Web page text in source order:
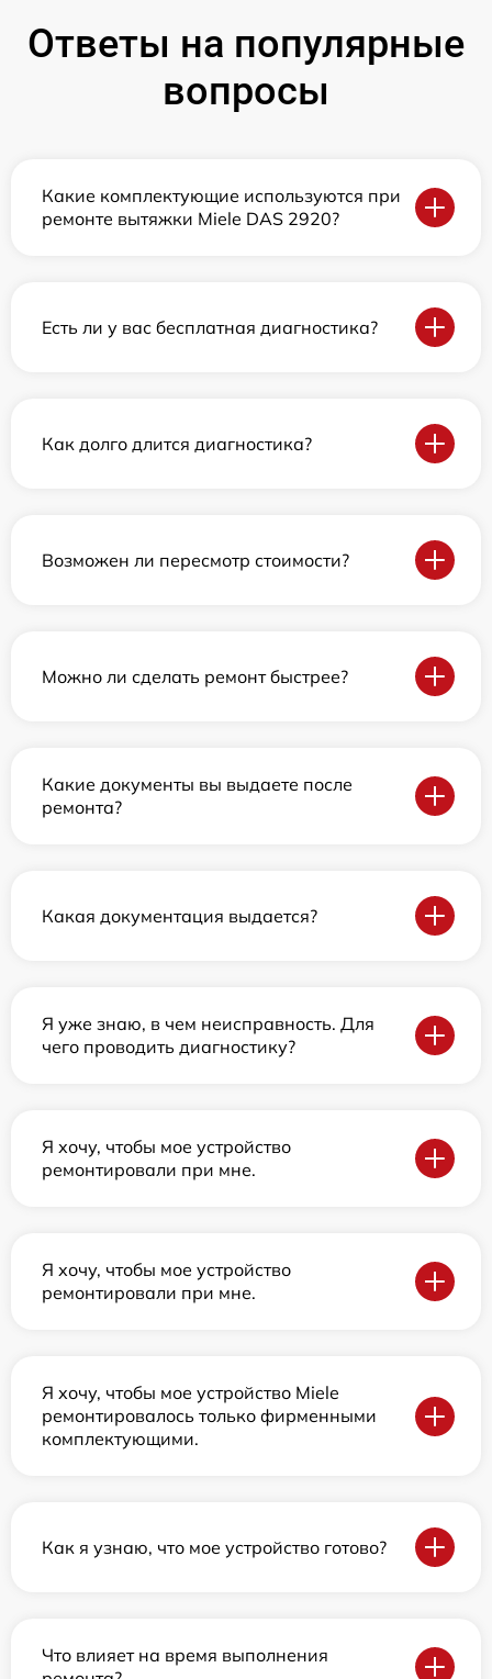
Ответы на популярные
вопросы
Какие комплектующие используются при
ремонте вытяжки Miele DAS 2920?
Есть ли у вас бесплатная диагностика?
Как долго длится диагностика?
Возможен ли пересмотр стоимости?
Можно ли сделать ремонт быстрее?
Какие документы вы выдаете после
ремонта?
Какая документация выдается?
Я уже знаю, в чем неисправность. Для
чего проводить диагностику?
Я хочу, чтобы мое устройство
ремонтировали при мне.
Я хочу, чтобы мое устройство
ремонтировали при мне.
Я хочу, чтобы мое устройство Miele
ремонтировалось только фирменными
комплектующими.
Как я узнаю, что мое устройство готово?
Что влияет на время выполнения